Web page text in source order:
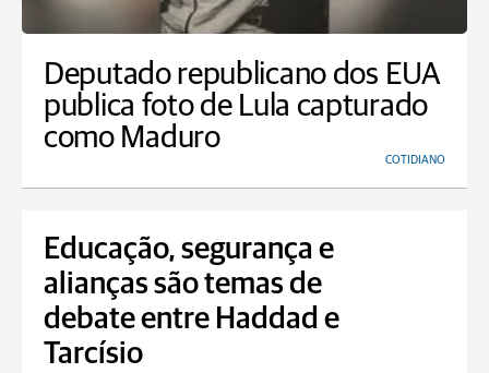
Deputado republicano dos EUA
publica foto de Lula capturado
como Maduro
COTIDIANO
Educação, segurança e
alianças são temas de
debate entre Haddad e
Tarcísio